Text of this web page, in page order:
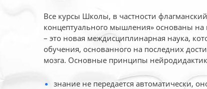
Все курсы Школы, в частности
концептуального мышления» основаны
– это новая междисциплинарная наука,
обучения, основанного на последних
мозга. Основные принципы
знание не передается автоматически,